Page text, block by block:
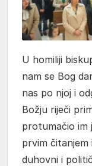
U homiliji
nam se Bog
nas po njoj i
Božju riječi
protumačio im
prvim čitanjem
duhovni i